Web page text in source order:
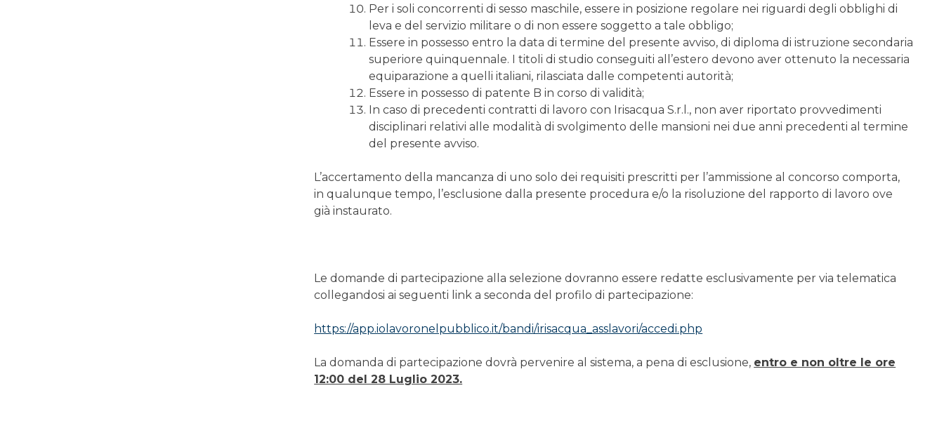
Per i soli concorrenti di sesso maschile, essere in posizione regolare nei riguardi degli obblighi di
leva e del servizio militare o di non essere soggetto a tale obbligo;
Essere in possesso entro la data di termine del presente avviso, di diploma di istruzione secondaria
superiore quinquennale. I titoli di studio conseguiti all’estero devono aver ottenuto la necessaria
equiparazione a quelli italiani, rilasciata dalle competenti autorità;
Essere in possesso di patente B in corso di validità;
In caso di precedenti contratti di lavoro con Irisacqua S.r.l., non aver riportato provvedimenti
disciplinari relativi alle modalità di svolgimento delle mansioni nei due anni precedenti al termine
del presente avviso.
L’accertamento della mancanza di uno solo dei requisiti prescritti per l’ammissione al concorso comporta,
in qualunque tempo, l’esclusione dalla presente procedura e/o la risoluzione del rapporto di lavoro ove
già instaurato.
Le domande di partecipazione alla selezione dovranno essere redatte esclusivamente per via telematica
collegandosi ai seguenti link a seconda del profilo di partecipazione:
https://app.iolavoronelpubblico.it/bandi/irisacqua_asslavori/accedi.php
La domanda di partecipazione dovrà pervenire al sistema, a pena di esclusione, entro e non oltre le ore
12:00 del 28 Luglio 2023.